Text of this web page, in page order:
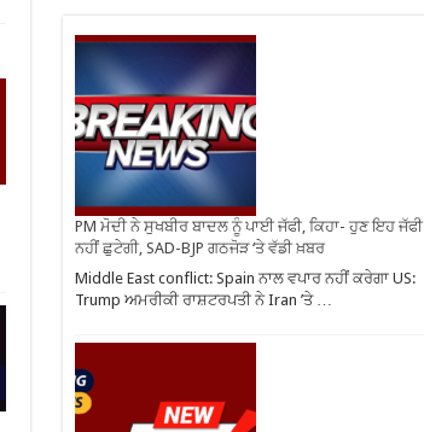
PM ਮੋਦੀ ਨੇ ਸੁਖਬੀਰ ਬਾਦਲ ਨੂੰ ਪਾਈ ਜੱਫੀ, ਕਿਹਾ- ਹੁਣ ਇਹ ਜੱਫੀ
ਨਹੀਂ ਛੁਟੇਗੀ, SAD-BJP ਗਠਜੋੜ ‘ਤੇ ਵੱਡੀ ਖ਼ਬਰ
Middle East conflict: Spain ਨਾਲ ਵਪਾਰ ਨਹੀਂ ਕਰੇਗਾ US:
Trump ਅਮਰੀਕੀ ਰਾਸ਼ਟਰਪਤੀ ਨੇ Iran ’ਤੇ …